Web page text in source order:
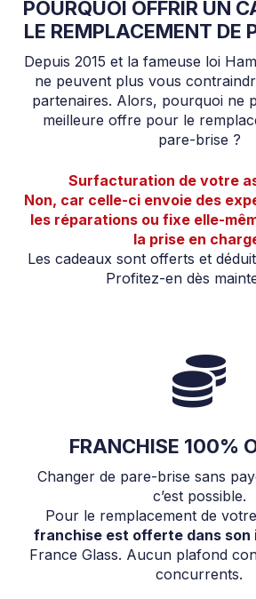
POURQUOI OFFRIR UN
LE REMPLACEMENT DE
Depuis 2015 et la fameuse loi
ne peuvent plus vous
partenaires. Alors, pourquoi ne
meilleure offre pour le
pare-brise ?
Surfacturation de votre
Non, car celle-ci envoie des
les réparations ou fixe elle-
la prise en
Les cadeaux sont offerts et
Profitez-en dès
FRANCHISE 100%
Changer de pare-brise sans
c’est possible.
Pour le remplacement de
franchise est offerte dans son
France Glass. Aucun plafond
concurrents.